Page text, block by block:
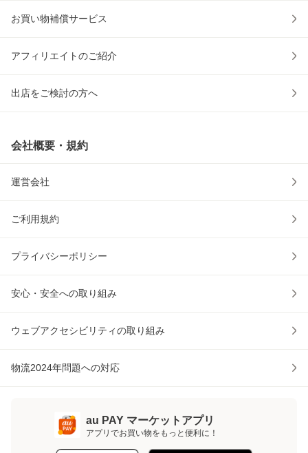
お買い物補償サービス
アフィリエイトのご紹介
出店をご検討の方へ
会社概要・規約
運営会社
ご利用規約
プライバシーポリシー
安心・安全への取り組み
ウェブアクセシビリティの取り組み
物流2024年問題への対応
au PAY マーケットアプリ
アプリでお買い物をもっと便利に！